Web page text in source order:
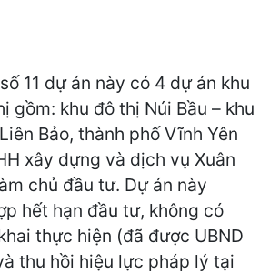
11 dự án này có 4 dự án khu
gồm: khu đô thị Núi Bầu – khu
Bảo, thành phố Vĩnh Yên
xây dựng và dịch vụ Xuân
chủ đầu tư. Dự án này
hết hạn đầu tư, không có
thực hiện (đã được UBND
thu hồi hiệu lực pháp lý tại